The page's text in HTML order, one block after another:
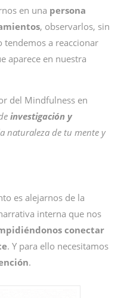
en una persona
, observarlos, sin
tendemos a reaccionar
aparece en nuestra
del Mindfulness en
investigación y
naturaleza de tu mente y
es alejarnos de la
interna que nos
conectar
. Y para ello necesitamos
.